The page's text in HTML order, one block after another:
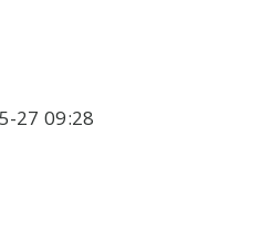
27 09:28